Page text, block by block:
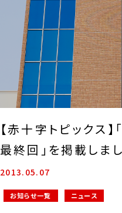
【赤十字トピックス
最終回」を掲載しまし
2013.05.07
お知らせ一覧 ニュース